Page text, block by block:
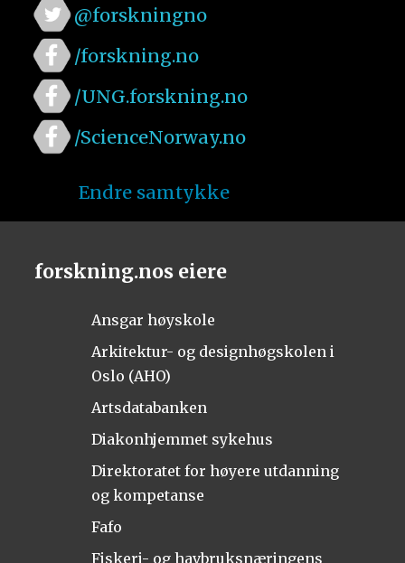
@forskningno
/forskning.no
/UNG.forskning.no
/ScienceNorway.no
Endre samtykke
forskning.nos eiere
Ansgar høyskole
Arkitektur- og designhøgskolen i
Oslo (AHO)
Artsdatabanken
Diakonhjemmet sykehus
Direktoratet for høyere utdanning
og kompetanse
Fafo
Fiskeri- og havbruksnæringens